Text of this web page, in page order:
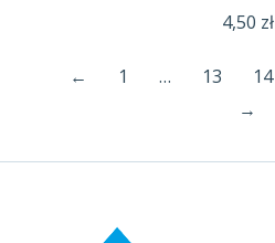
4,50 zł
← 1 … 13 14
→